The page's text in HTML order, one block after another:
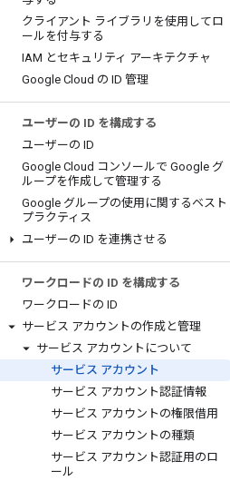
クライアント ライブラリを使用してロ
ールを付与する
IAM とセキュリティ アーキテクチャ
Google Cloud の ID 管理
ユーザーの ID を構成する
ユーザーの ID
Google Cloud コンソールで Google グ
ループを作成して管理する
Google グループの使用に関するベスト
プラクティス
ユーザーの ID を連携させる
ワークロードの ID を構成する
ワークロードの ID
サービス アカウントの作成と管理
サービス アカウントについて
サービス アカウント
サービス アカウント認証情報
サービス アカウントの権限借用
サービス アカウントの種類
サービス アカウント認証用のロ
ール